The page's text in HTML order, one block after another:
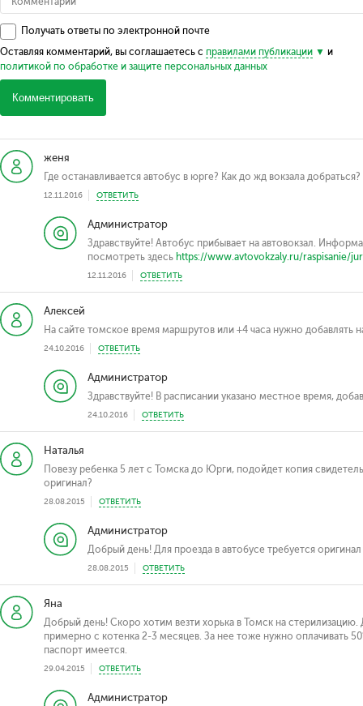
Получать ответы по электронной почте
Оставляя комментарий, вы соглашаетесь с правилами публикации
и
политикой по обработке и защите персональных данных
Комментировать
женя
Где останавливается автобус в юрге? Как до жд вокзала добраться?
12.11.2016 ОТВЕТИТЬ
Администратор
Здравствуйте! Автобус прибывает на автовокзал.
посмотреть здесь https://www.avtovokzaly.ru/raspisanie/
12.11.2016 ОТВЕТИТЬ
Алексей
На сайте томское время маршрутов или +4 часа нужно добавлять
24.10.2016 ОТВЕТИТЬ
Администратор
Здравствуйте! В расписании указано местное время,
24.10.2016 ОТВЕТИТЬ
Наталья
Повезу ребенка 5 лет с Томска до Юрги, подойдет копия
оригинал?
28.08.2015 ОТВЕТИТЬ
Администратор
Добрый день! Для проезда в автобусе требуется
28.08.2015 ОТВЕТИТЬ
Яна
Добрый день! Скоро хотим везти хорька в Томск на стерилизацию.
примерно с котенка 2-3 месяцев. За нее тоже нужно оплачивать
паспорт имеется.
29.04.2015 ОТВЕТИТЬ
Администратор